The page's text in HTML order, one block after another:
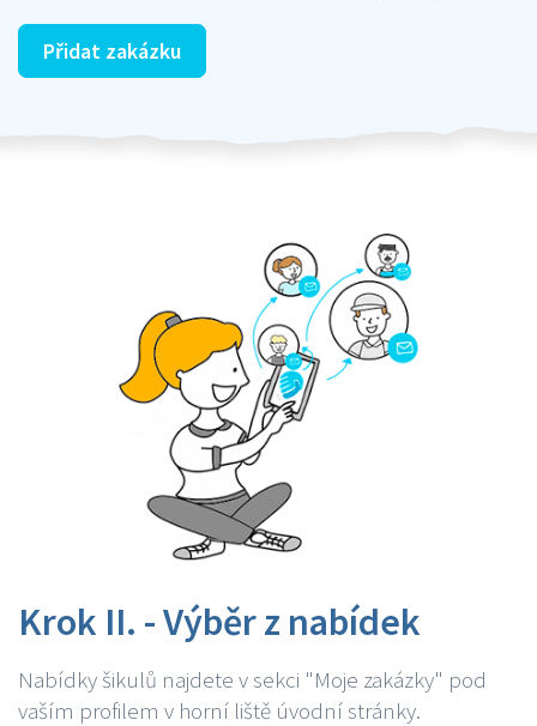
Přidat zakázku
Krok II. - Výběr z nabídek
Nabídky šikulů najdete v sekci "Moje zakázky" pod
vaším profilem v horní liště úvodní stránky.